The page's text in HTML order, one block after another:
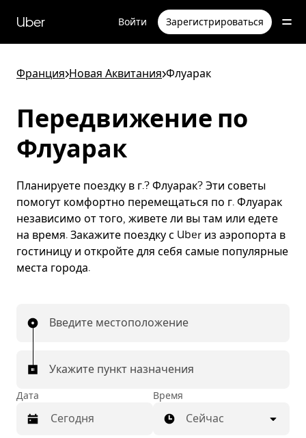
перейти
к
Uber Войти Зарегистрироваться
Франция>Новая Аквитания>Флуарак
Передвижение по
Флуарак
Планируете поездку в г.? Флуарак? Эти советы
помогут комфортно перемещаться по г. Флуарак
независимо от того, живете ли вы там или едете
на время. Закажите поездку с Uber из аэропорта в
гостиницу и откройте для себя самые популярные
места города.
Введите местоположение
Укажите пункт назначения
Дата Время
Сейчас